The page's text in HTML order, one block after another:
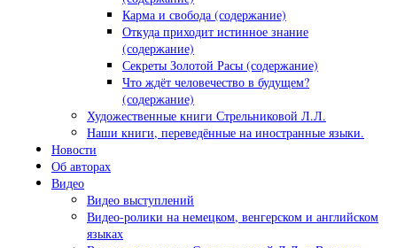
Карма и свобода (содержание)
Откуда приходит истинное знание
(содержание)
Секреты Золотой Расы (содержание)
Что ждёт человечество в будущем?
(содержание)
Художественные книги Стрельниковой Л.Л.
Наши книги, переведённые на иностранные языки.
Новости
Об авторах
Видео
Видео выступлений
Видео-ролики на немецком, венгерском и английском
языках